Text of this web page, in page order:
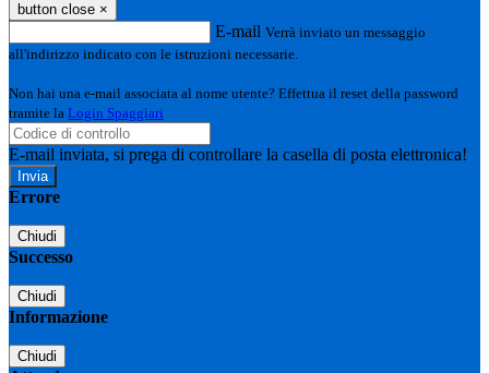
button close ×
E-mail Verrà inviato un messaggio
all'indirizzo indicato con le istruzioni necessarie.
Non hai una e-mail associata al nome utente? Effettua il reset della password
tramite la Login Spaggiari
E-mail inviata, si prega di controllare la casella di posta elettronica!
Errore
Chiudi
Successo
Chiudi
Informazione
Chiudi